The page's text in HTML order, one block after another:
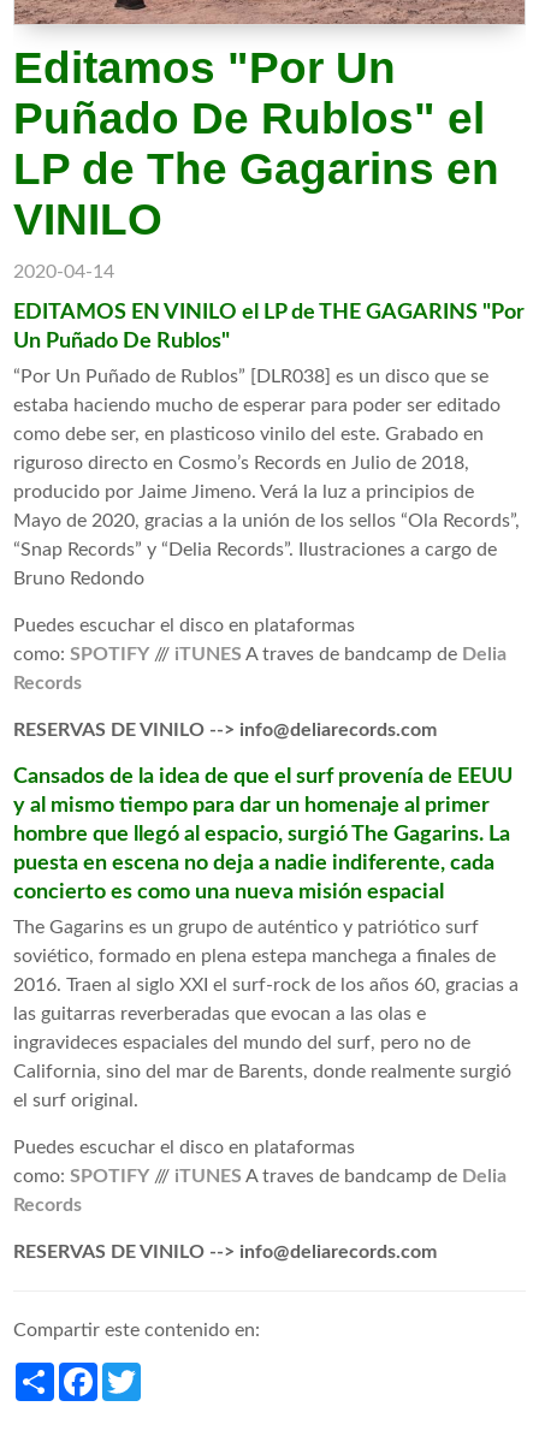
Editamos "Por Un
Puñado De Rublos" el
LP de The Gagarins en
VINILO
2020-04-14
EDITAMOS EN VINILO el LP de THE GAGARINS "Por
Un Puñado De Rublos"
“Por Un Puñado de Rublos” [DLR038] es un disco que se
estaba haciendo mucho de esperar para poder ser editado
como debe ser, en plasticoso vinilo del este. Grabado en
riguroso directo en Cosmo’s Records en Julio de 2018,
producido por Jaime Jimeno. Verá la luz a principios de
Mayo de 2020, gracias a la unión de los sellos “Ola Records”,
“Snap Records” y “Delia Records”. Ilustraciones a cargo de
Bruno Redondo
Puedes escuchar el disco en plataformas
como:SPOTIFY /// iTUNES A traves de bandcamp de Delia
Records
RESERVAS DE VINILO --> info@deliarecords.com
Cansados de la idea de que el surf provenía de EEUU
y al mismo tiempo para dar un homenaje al primer
hombre que llegó al espacio, surgió The Gagarins. La
puesta en escena no deja a nadie indiferente, cada
concierto es como una nueva misión espacial
The Gagarins es un grupo de auténtico y patriótico surf
soviético, formado en plena estepa manchega a finales de
2016. Traen al siglo XXI el surf-rock de los años 60, gracias a
las guitarras reverberadas que evocan a las olas e
ingravideces espaciales del mundo del surf, pero no de
California, sino del mar de Barents, donde realmente surgió
el surf original.
Puedes escuchar el disco en plataformas
como:SPOTIFY /// iTUNES A traves de bandcamp de Delia
Records
RESERVAS DE VINILO --> info@deliarecords.com
Compartir este contenido en:
ShareFacebook